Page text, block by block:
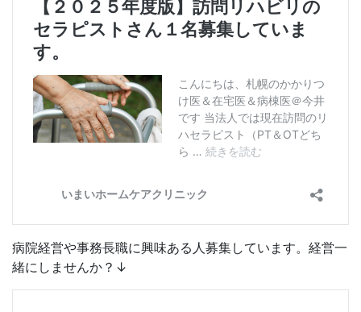
病院経営や事務長職に興味ある人募集しています。経営一
緒にしませんか？↓